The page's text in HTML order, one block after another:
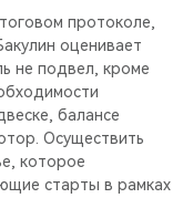
протоколе,
оценивает
не подвел, кроме
балансе
Осуществить
которое
старты в рамках